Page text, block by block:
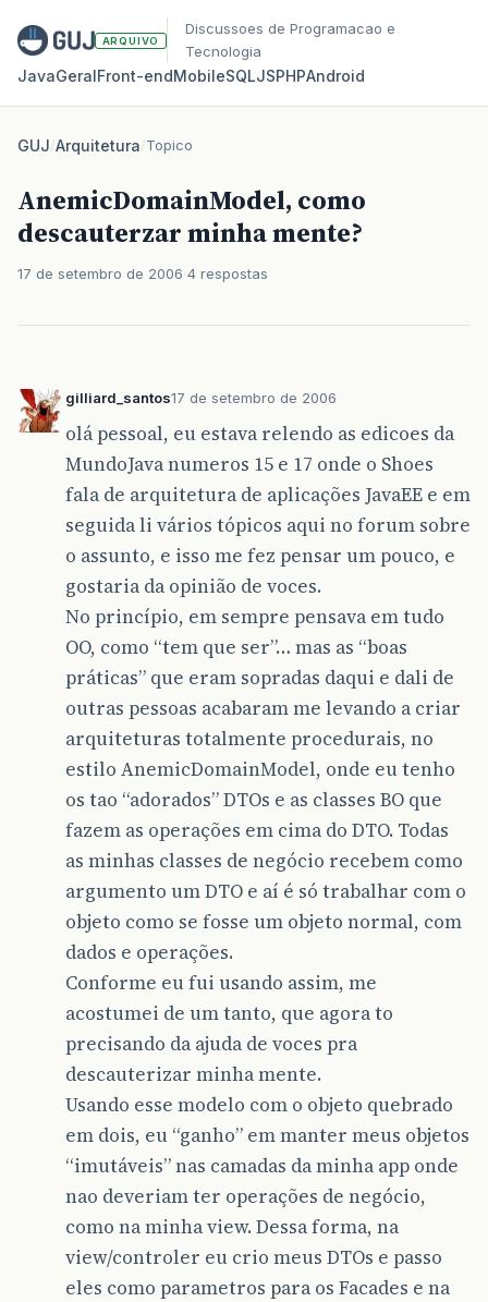
ARQUIVO
Discussoes de Programacao e
Tecnologia
JavaGeralFront‑endMobileSQLJSPHPAndroid
GUJ/Arquitetura/Topico
AnemicDomainModel, como
descauterzar minha mente?
17 de setembro de 2006 4 respostas
gilliard_santos17 de setembro de 2006
olá pessoal, eu estava relendo as edicoes da
MundoJava numeros 15 e 17 onde o Shoes
fala de arquitetura de aplicações JavaEE e em
seguida li vários tópicos aqui no forum sobre
o assunto, e isso me fez pensar um pouco, e
gostaria da opinião de voces.
No princípio, em sempre pensava em tudo
OO, como “tem que ser”… mas as “boas
práticas” que eram sopradas daqui e dali de
outras pessoas acabaram me levando a criar
arquiteturas totalmente procedurais, no
estilo AnemicDomainModel, onde eu tenho
os tao “adorados” DTOs e as classes BO que
fazem as operações em cima do DTO. Todas
as minhas classes de negócio recebem como
argumento um DTO e aí é só trabalhar com o
objeto como se fosse um objeto normal, com
dados e operações.
Conforme eu fui usando assim, me
acostumei de um tanto, que agora to
precisando da ajuda de voces pra
descauterizar minha mente.
Usando esse modelo com o objeto quebrado
em dois, eu “ganho” em manter meus objetos
“imutáveis” nas camadas da minha app onde
nao deveriam ter operações de negócio,
como na minha view. Dessa forma, na
view/controler eu crio meus DTOs e passo
eles como parametros para os Facades e na